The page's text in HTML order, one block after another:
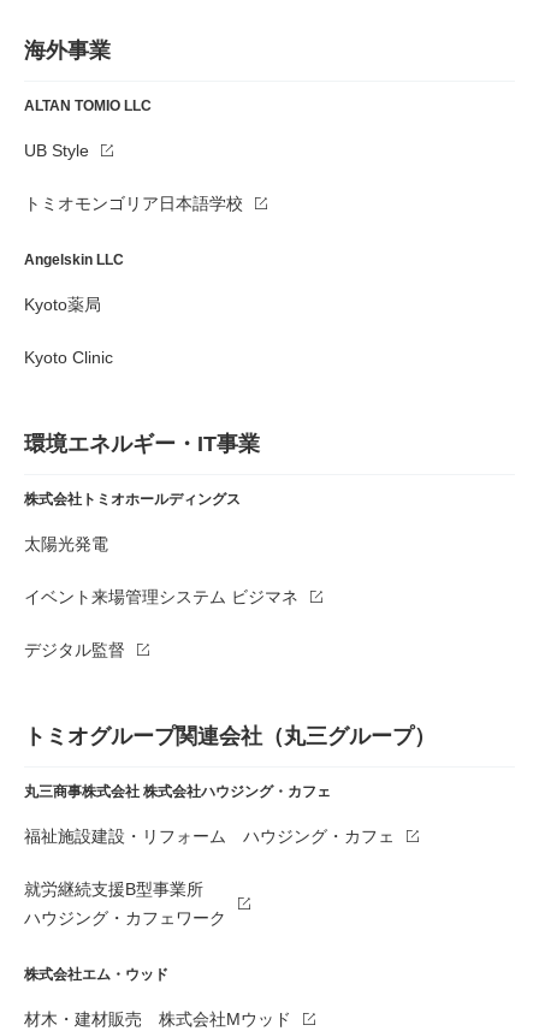
海外事業
ALTAN TOMIO LLC
UB Style
トミオモンゴリア日本語学校
Angelskin LLC
Kyoto薬局
Kyoto Clinic
環境エネルギー・IT事業
株式会社トミオホールディングス
太陽光発電
イベント来場管理システム ビジマネ
デジタル監督
トミオグループ関連会社（丸三グループ）
丸三商事株式会社 株式会社ハウジング・カフェ
福祉施設建設・リフォーム ハウジング・カフェ
就労継続支援B型事業所
ハウジング・カフェワーク
株式会社エム・ウッド
材木・建材販売 株式会社Mウッド